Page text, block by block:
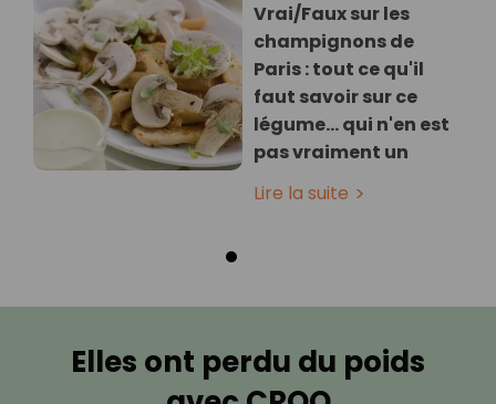
Vrai/Faux sur les
champignons de
Paris : tout ce qu'il
faut savoir sur ce
légume… qui n'en est
pas vraiment un
Lire la suite
Elles ont perdu du poids